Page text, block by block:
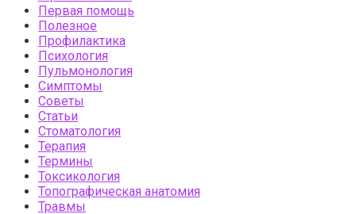
Первая помощь
Полезное
Профилактика
Психология
Пульмонология
Симптомы
Советы
Статьи
Стоматология
Терапия
Термины
Токсикология
Топографическая анатомия
Травмы